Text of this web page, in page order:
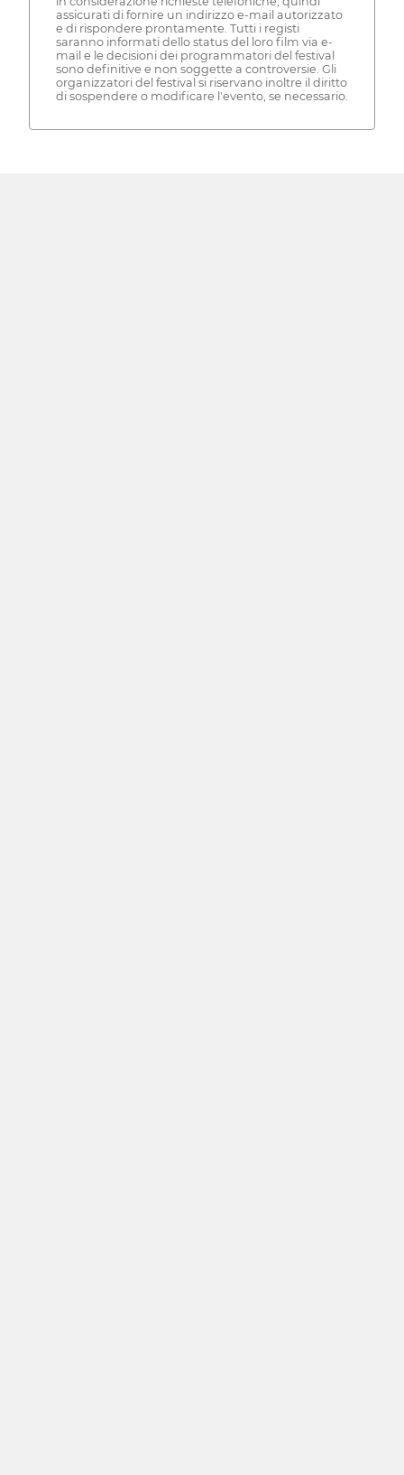
assicurati di fornire un indirizzo e-mail autorizzato
e di rispondere prontamente. Tutti i registi
saranno informati dello status del loro film via e-
mail e le decisioni dei programmatori del festival
sono definitive e non soggette a controversie. Gli
organizzatori del festival si riservano inoltre il diritto
di sospendere o modificare l'evento, se necessario.